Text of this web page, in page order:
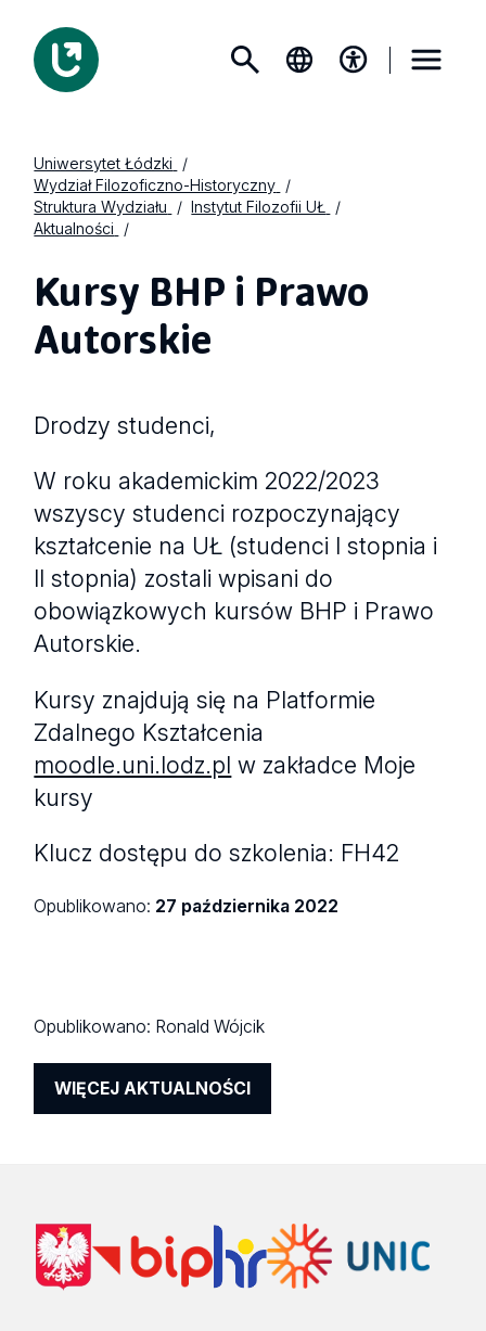
Uniwersytet Łódzki
Wydział Filozoficzno-Historyczny
Struktura Wydziału
Instytut Filozofii UŁ
Aktualności
Kursy BHP i Prawo
Autorskie
Drodzy studenci,
W roku akademickim 2022/2023
wszyscy studenci rozpoczynający
kształcenie na UŁ (studenci I stopnia i
II stopnia) zostali wpisani do
obowiązkowych kursów BHP i Prawo
Autorskie.
Kursy znajdują się na Platformie
Zdalnego Kształcenia
moodle.uni.lodz.pl w zakładce Moje
kursy
Klucz dostępu do szkolenia: FH42
Opublikowano: 27 października 2022
Opublikowano: Ronald Wójcik
WIĘCEJ AKTUALNOŚCI